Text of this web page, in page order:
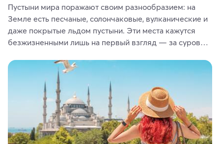
Пустыни мира поражают своим разнообразием: на
Земле есть песчаные, солончаковые, вулканические и
даже покрытые льдом пустыни. Эти места кажутся
безжизненными лишь на первый взгляд — за суровой
животные и маршруты, которые дарят одни из самых
ярких впечатлений от путешествий.